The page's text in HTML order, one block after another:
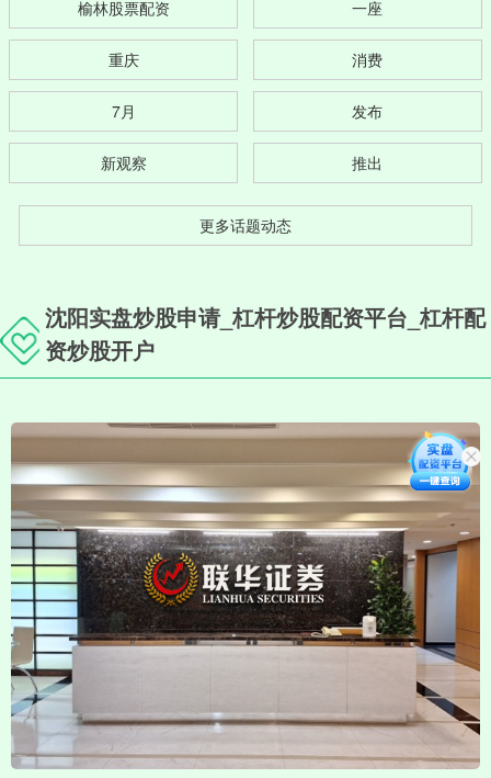
榆林股票配资 一座
重庆 消费
7月 发布
新观察 推出
更多话题动态
沈阳实盘炒股申请_杠杆炒股配资平台_杠杆配
资炒股开户